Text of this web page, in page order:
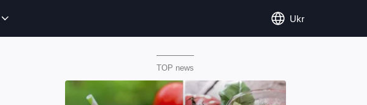
Ukr
TOP news